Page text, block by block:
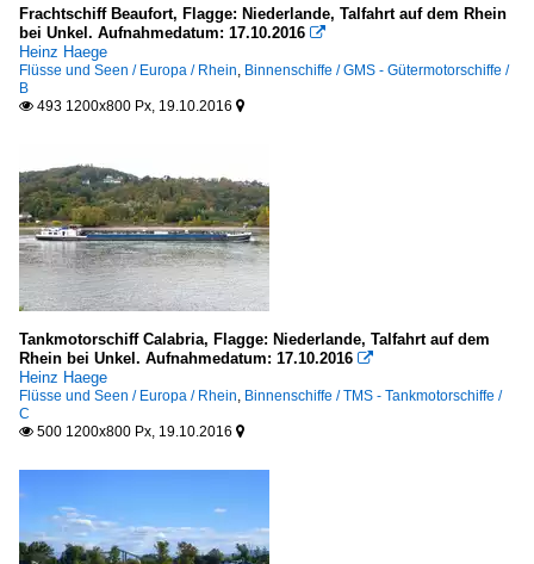
Frachtschiff Beaufort, Flagge: Niederlande, Talfahrt auf dem Rhein
bei Unkel. Aufnahmedatum: 17.10.2016 
Heinz Haege
Flüsse und Seen / Europa / Rhein, Binnenschiffe / GMS - Gütermotorschiffe /
B
 493 1200x800 Px, 19.10.2016 
Tankmotorschiff Calabria, Flagge: Niederlande, Talfahrt auf dem
Rhein bei Unkel. Aufnahmedatum: 17.10.2016 
Heinz Haege
Flüsse und Seen / Europa / Rhein, Binnenschiffe / TMS - Tankmotorschiffe /
C
 500 1200x800 Px, 19.10.2016 